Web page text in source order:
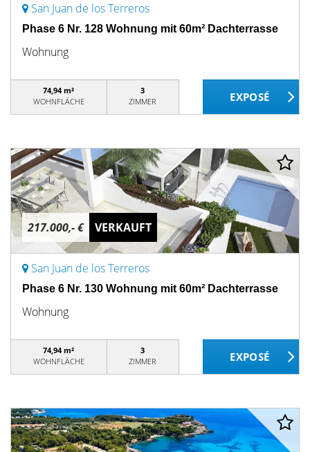
San Juan de los Terreros
Phase 6 Nr. 128 Wohnung mit 60m² Dachterrasse
Wohnung
74,94 m²
WOHNFLÄCHE
3
ZIMMER
217.000,- € VERKAUFT
San Juan de los Terreros
Phase 6 Nr. 130 Wohnung mit 60m² Dachterrasse
Wohnung
74,94 m²
WOHNFLÄCHE
3
ZIMMER